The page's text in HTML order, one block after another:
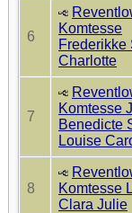
6
Komtesse
Frederikke
Charlotte
7
Komtesse
Benedicte
Louise
8
Komtesse
Clara Julie